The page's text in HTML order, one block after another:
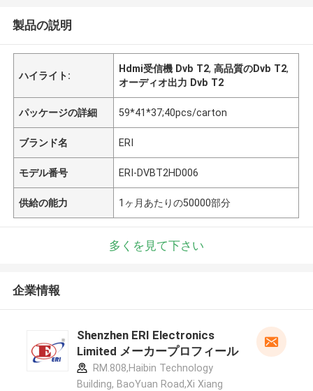
製品の説明
ハイライト:
Hdmi受信機 Dvb T2,高品質のDvb T2,
オーディオ出力 Dvb T2
パッケージの詳細 59*41*37;40pcs/carton
ブランド名 ERI
モデル番号 ERI-DVBT2HD006
供給の能力 1ヶ月あたりの50000部分
多くを見て下さい
企業情報
Shenzhen ERI Electronics
Limited メーカープロフィール
RM.808,Haibin Technology
Building, BaoYuan Road,Xi Xiang